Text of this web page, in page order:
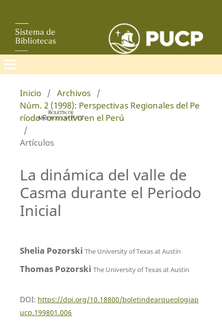
Inicio / Archivos /
Núm. 2 (1998): Perspectivas Regionales del Pe
ríodo Formativo en el Perú
/
Artículos
La dinámica del valle de
Casma durante el Periodo
Inicial
Shelia Pozorski The University of Texas at Austin
Thomas Pozorski The University of Texas at Austin
DOI: https://doi.org/10.18800/boletindearqueologiap
ucp.199801.006